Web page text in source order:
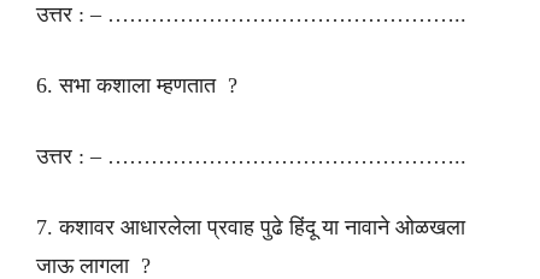
उत्तर : – …………………………………………..
6. सभा कशाला म्हणतात ?
उत्तर : – …………………………………………..
7. कशावर आधारलेला प्रवाह पुढे हिंदू या नावाने ओळखला
जाऊ लागला ?